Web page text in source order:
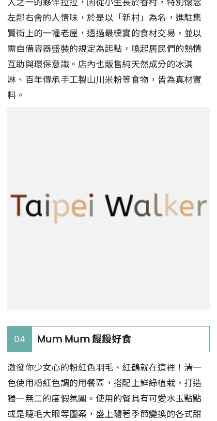
左鄰右舍的人情味，於是以「新村」為名，進駐集
賢街上的一幢老屋，透過最樸實的食材交易，並以
需自備容器盛裝的規定為起點，喚起居民們的熱情
互助與環保意識。店內也販售純天然成分的冰淇
淋、百年傳承手工製山川米粉等食物，皆為真材實
料。
04 Mum Mum 饅饅好食
激發你少女心的粉紅色羽毛、紅鶴就在這裡！清一
色使用粉紅色調的用餐區，搭配上鮮綠植栽，打造
獨一無二的度假氛圍。使用的餐具有可愛水玉點點
或是睫毛大眼等圖案，盛上隨著季節變換的各式甜